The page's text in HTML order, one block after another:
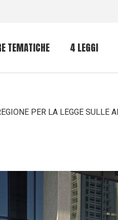
TEMATICHE
intensivi
Comune
4 LEGGI
PER LA LEGGE SULLE